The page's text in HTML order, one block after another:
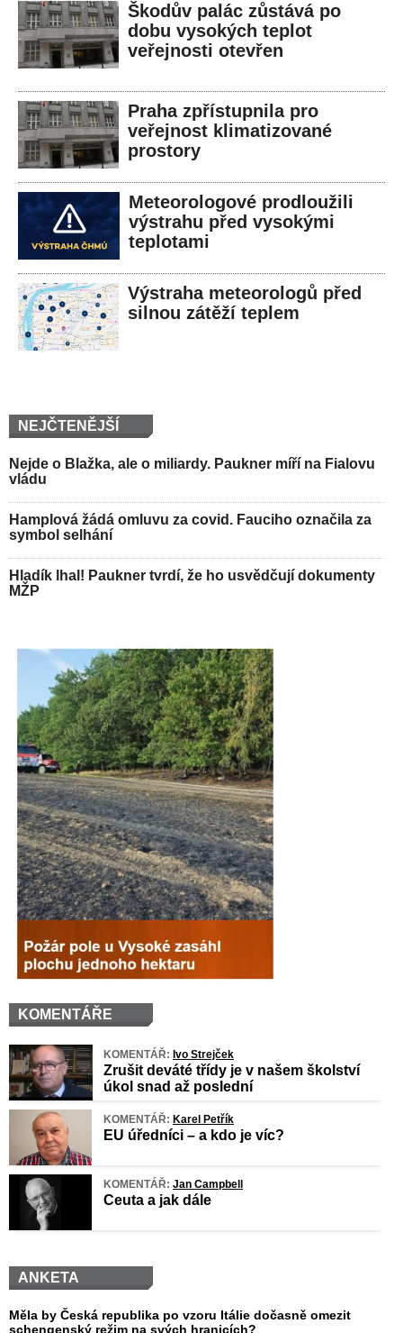
Škodův palác zůstává po
dobu vysokých teplot
veřejnosti otevřen
Praha zpřístupnila pro
veřejnost klimatizované
prostory
Meteorologové prodloužili
výstrahu před vysokými
teplotami
Výstraha meteorologů před
silnou zátěží teplem
NEJČTENĚJŠÍ
Nejde o Blažka, ale o miliardy. Paukner míří na Fialovu
vládu
Hamplová žádá omluvu za covid. Fauciho označila za
symbol selhání
Hladík lhal! Paukner tvrdí, že ho usvědčují dokumenty
MŽP
KOMENTÁŘE
KOMENTÁŘ: Ivo Strejček
Zrušit deváté třídy je v našem školství
úkol snad až poslední
KOMENTÁŘ: Karel Petřík
EU úředníci – a kdo je víc?
KOMENTÁŘ: Jan Campbell
Ceuta a jak dále
ANKETA
Měla by Česká republika po vzoru Itálie dočasně omezit
schengenský režim na svých hranicích?